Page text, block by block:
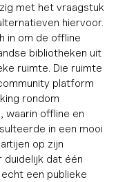
met het vraagstuk
hiervoor.
in om de offline
bibliotheken uit
ruimte. Die ruimte
platform
rondom
waarin offline en
in een mooi
op zijn
duidelijk dat één
een publieke